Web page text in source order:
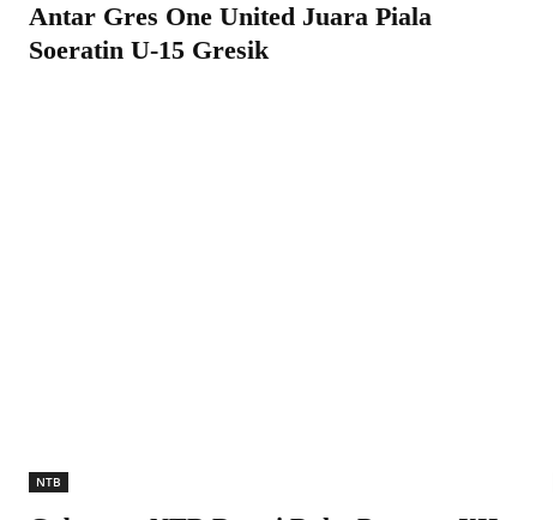
Antar Gres One United Juara Piala
Soeratin U-15 Gresik
NTB